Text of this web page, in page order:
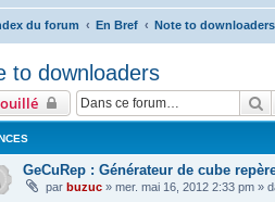
du forum En Bref Note to downloaders
to downloaders
GeCuRep : Générateur de cube
par buzuc » mer. mai 16, 2012 2:33 pm »